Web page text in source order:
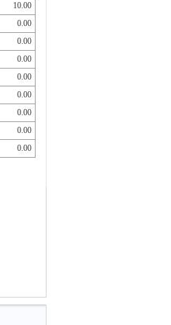
10.00
0.00
0.00
0.00
0.00
0.00
0.00
0.00
0.00